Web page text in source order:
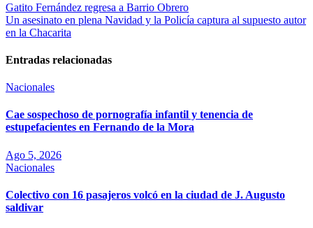
Gatito Fernández regresa a Barrio Obrero
Un asesinato en plena Navidad y la Policía captura al supuesto autor
en la Chacarita
Entradas relacionadas
Nacionales
Cae sospechoso de pornografía infantil y tenencia de
estupefacientes en Fernando de la Mora
Ago 5, 2026
Nacionales
Colectivo con 16 pasajeros volcó en la ciudad de J. Augusto
saldivar